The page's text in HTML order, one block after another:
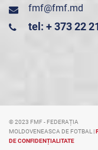
fmf@fmf.md
tel: + 373 22
© 2023 FMF - FEDERAȚIA
MOLDOVENEASCA DE FOTBAL |
DE CONFIDENȚIALITATE